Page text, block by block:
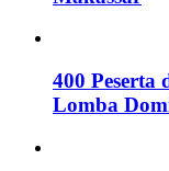
400
Lomba